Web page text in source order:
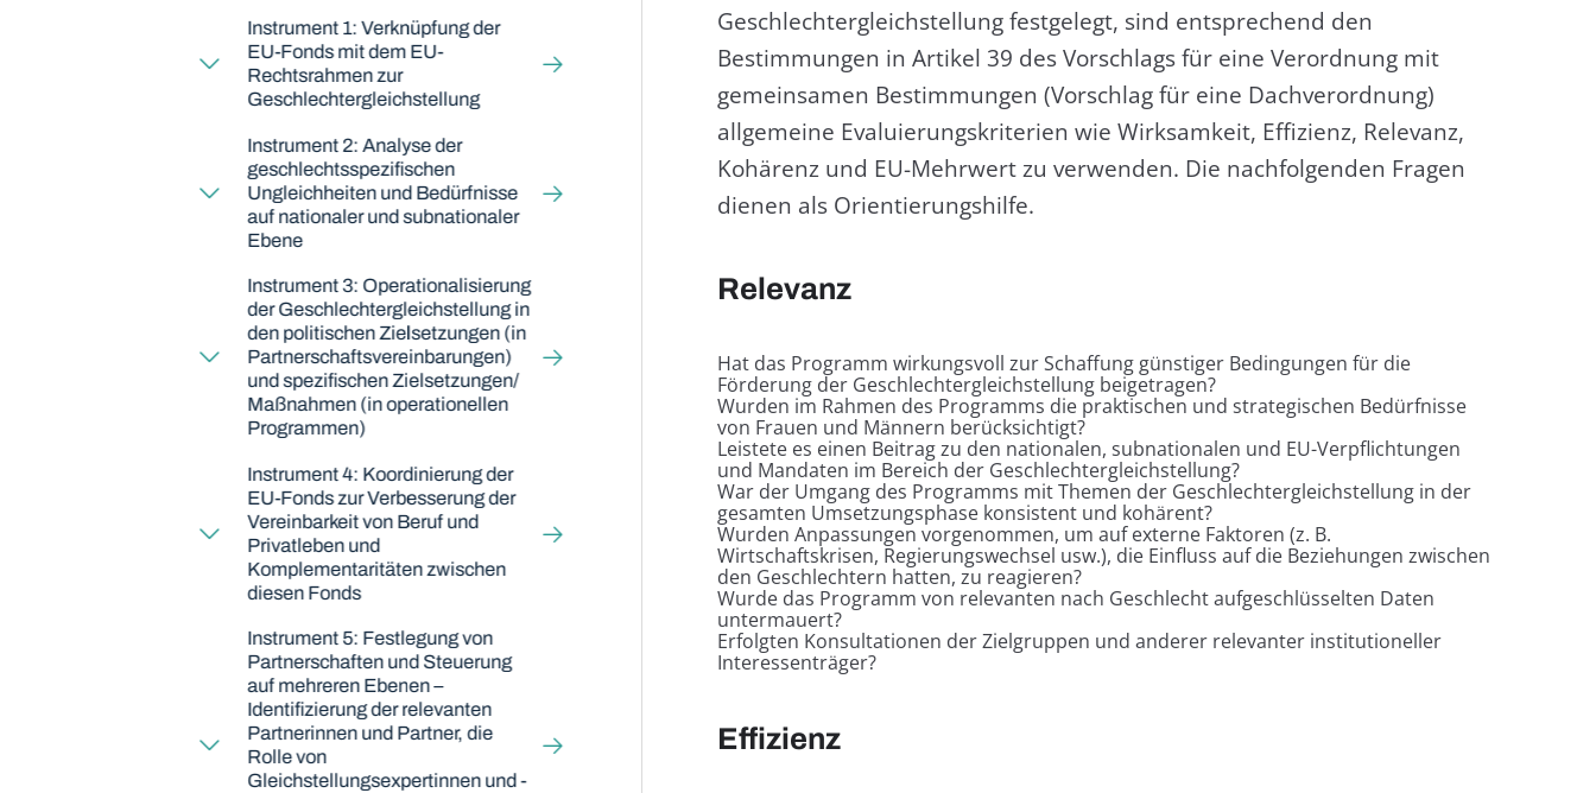
Instrument 1: Verknüpfung der
EU-Fonds mit dem EU-
Rechtsrahmen zur
Geschlechtergleichstellung
Instrument 2: Analyse der
geschlechtsspezifischen
Ungleichheiten und Bedürfnisse
auf nationaler und subnationaler
Ebene
Instrument 3: Operationalisierung
der Geschlechtergleichstellung in
den politischen Zielsetzungen (in
Partnerschaftsvereinbarungen)
und spezifischen Zielsetzungen/
Maßnahmen (in operationellen
Programmen)
Instrument 4: Koordinierung der
EU-Fonds zur Verbesserung der
Vereinbarkeit von Beruf und
Privatleben und
Komplementaritäten zwischen
diesen Fonds
Instrument 5: Festlegung von
Partnerschaften und Steuerung
auf mehreren Ebenen –
Identifizierung der relevanten
Partnerinnen und Partner, die
Rolle von
Gleichstellungsexpertinnen und -
Geschlechtergleichstellung festgelegt, sind entsprechend den
Bestimmungen in Artikel 39 des Vorschlags für eine Verordnung mit
gemeinsamen Bestimmungen (Vorschlag für eine Dachverordnung)
allgemeine Evaluierungskriterien wie Wirksamkeit, Effizienz, Relevanz,
Kohärenz und EU-Mehrwert zu verwenden. Die nachfolgenden Fragen
dienen als Orientierungshilfe.
Relevanz
Hat das Programm wirkungsvoll zur Schaffung günstiger Bedingungen für die
Förderung der Geschlechtergleichstellung beigetragen?
Wurden im Rahmen des Programms die praktischen und strategischen Bedürfnisse
von Frauen und Männern berücksichtigt?
Leistete es einen Beitrag zu den nationalen, subnationalen und EU-Verpflichtungen
und Mandaten im Bereich der Geschlechtergleichstellung?
War der Umgang des Programms mit Themen der Geschlechtergleichstellung in der
gesamten Umsetzungsphase konsistent und kohärent?
Wurden Anpassungen vorgenommen, um auf externe Faktoren (z. B.
Wirtschaftskrisen, Regierungswechsel usw.), die Einfluss auf die Beziehungen zwischen
den Geschlechtern hatten, zu reagieren?
Wurde das Programm von relevanten nach Geschlecht aufgeschlüsselten Daten
untermauert?
Erfolgten Konsultationen der Zielgruppen und anderer relevanter institutioneller
Interessenträger?
Effizienz